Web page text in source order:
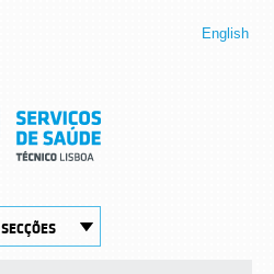
English
SECÇÕES